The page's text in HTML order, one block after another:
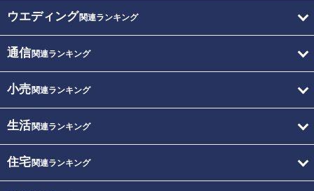
ウエディング関連ランキング
通信関連ランキング
小売関連ランキング
生活関連ランキング
住宅関連ランキング